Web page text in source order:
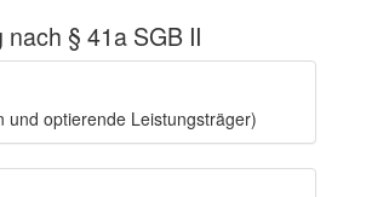
§ 41a SGB II
und optierende Leistungsträger)